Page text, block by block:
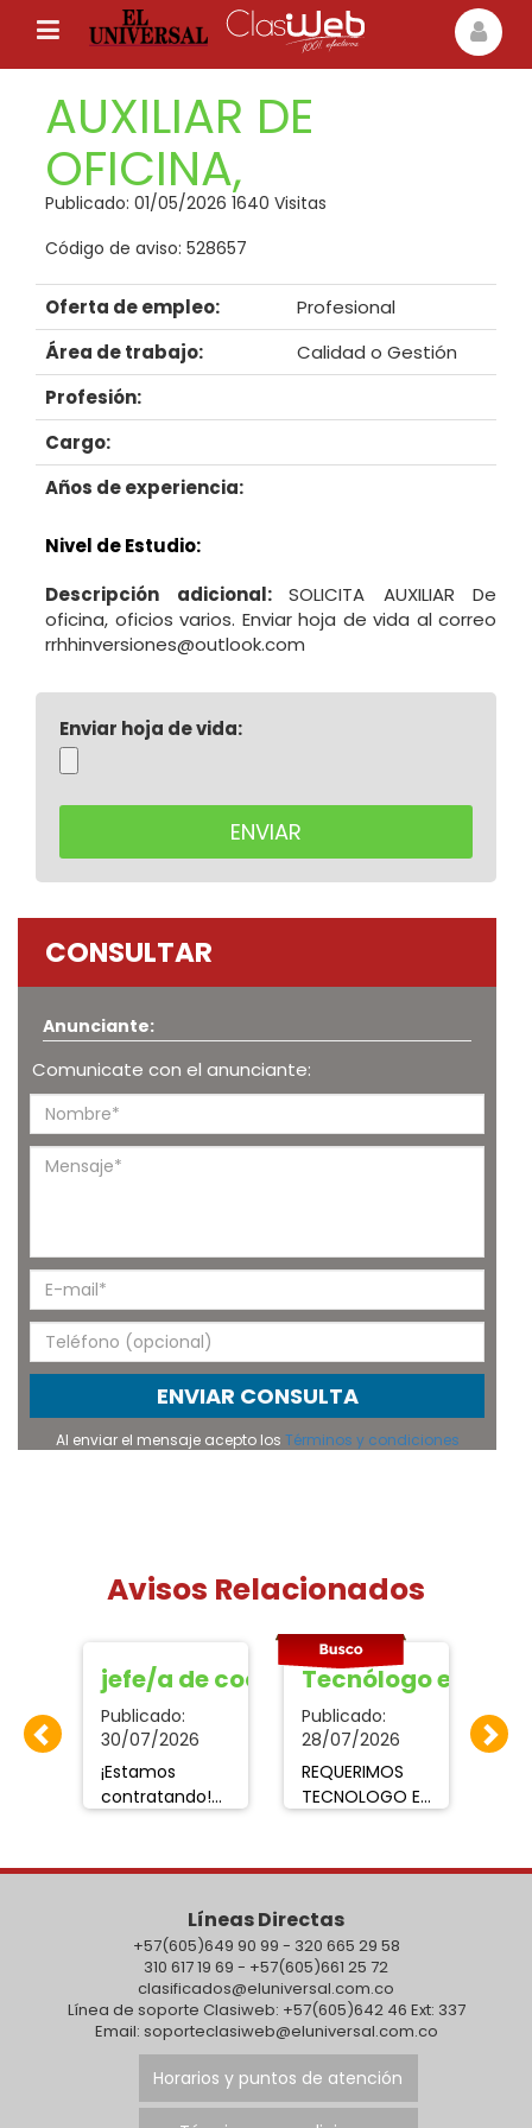
AUXILIAR DE
OFICINA,
Publicado: 01/05/2026 1640 Visitas
Código de aviso: 528657
Oferta de empleo:
Profesional
Área de trabajo:
Calidad o Gestión
Profesión:
Cargo:
Años de experiencia:
Nivel de Estudio:
Descripción adicional: SOLICITA AUXILIAR De
oficina, oficios varios. Enviar hoja de vida al correo
rrhhinversiones@outlook.com
Enviar hoja de vida:
CONSULTAR
Anunciante:
Comunicate con el anunciante:
ENVIAR CONSULTA
Al enviar el mensaje acepto los Términos y condiciones
Avisos Relacionados
RECEPCIONISTA
jefe/a de cocina
Publicado:
30/07/2026
¡Estamos
contratando!
experiencia
en pescados,
mariscos,
pastas y
carnes.
Buscamos una
persona con
liderazgo,
organización y
compromiso.
Tecnólogo en
Publicado:
28/07/2026
REQUERIMOS
TECNOLOGO EN
liderazgo,
enviar hoja de
vida:.
en asunto
especificar
Líneas Directas
+57(605)649 90 99 - 320 665 29 58
310 617 19 69 - +57(605)661 25 72
clasificados@eluniversal.com.co
Línea de soporte Clasiweb: +57(605)642 46 Ext: 337
Email: soporteclasiweb@eluniversal.com.co
Horarios y puntos de atención